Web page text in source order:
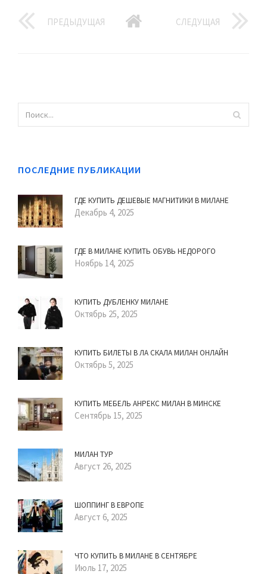
ПРЕДЫДУЩАЯ СЛЕДУЩАЯ
ПОСЛЕДНИЕ ПУБЛИКАЦИИ
ГДЕ КУПИТЬ ДЕШЕВЫЕ МАГНИТИКИ В МИЛАНЕ
Декабрь 4, 2025
ГДЕ В МИЛАНЕ КУПИТЬ ОБУВЬ НЕДОРОГО
Ноябрь 14, 2025
КУПИТЬ ДУБЛЕНКУ МИЛАНЕ
Октябрь 25, 2025
КУПИТЬ БИЛЕТЫ В ЛА СКАЛА МИЛАН ОНЛАЙН
Октябрь 5, 2025
КУПИТЬ МЕБЕЛЬ АНРЕКС МИЛАН В МИНСКЕ
Сентябрь 15, 2025
МИЛАН ТУР
Август 26, 2025
ШОППИНГ В ЕВРОПЕ
Август 6, 2025
ЧТО КУПИТЬ В МИЛАНЕ В СЕНТЯБРЕ
Июль 17, 2025